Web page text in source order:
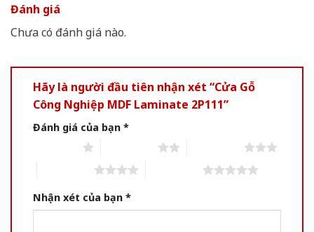
Đánh giá
Chưa có đánh giá nào.
Hãy là người đầu tiên nhận xét “Cửa Gỗ
Công Nghiệp MDF Laminate 2P111”
Đánh giá của bạn *
Nhận xét của bạn *